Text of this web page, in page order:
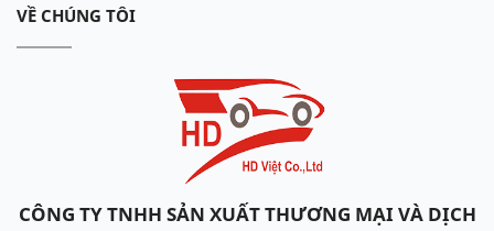
VỀ CHÚNG TÔI
CÔNG TY TNHH SẢN XUẤT THƯƠNG MẠI VÀ DỊCH